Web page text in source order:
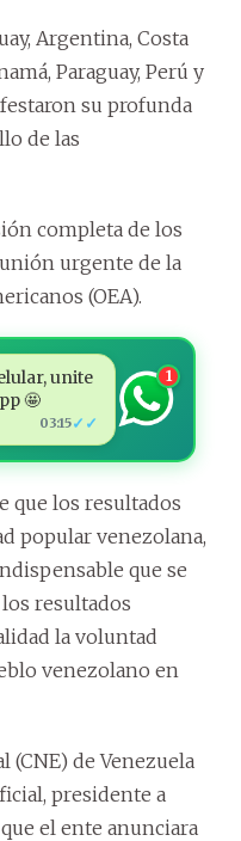
Argentina, Costa
Paraguay, Perú y
su profunda
de las
completa de los
urgente de la
(OEA).
unite
🤩
03:15✓✓
1
que los resultados
popular venezolana,
que se
resultados
la voluntad
venezolano en
(CNE) de Venezuela
presidente a
el ente anunciara